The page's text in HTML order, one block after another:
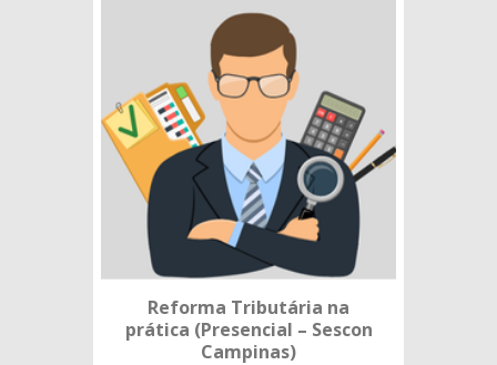
Reforma Tributária na
prática (Presencial – Sescon
Campinas)